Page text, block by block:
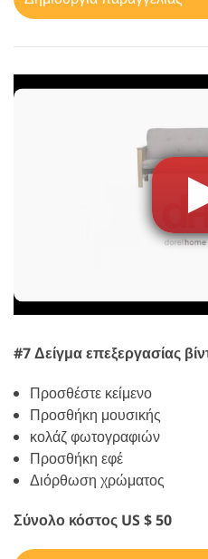
#7 Δείγμα επεξεργασίας
Προσθέστε κείμενο
Προσθήκη μουσικής
κολάζ φωτογραφιών
Προσθήκη εφέ
Διόρθωση χρώματος
Σύνολο κόστος US $ 50